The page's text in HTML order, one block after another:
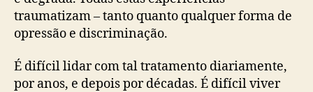
traumatizam – tanto quanto qualquer forma de
opressão e discriminação.
É difícil lidar com tal tratamento diariamente,
por anos, e depois por décadas. É difícil viver